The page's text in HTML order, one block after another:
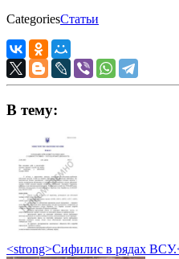
CategoriesСтатьи
В тему:
<strong>Сифилис в рядах